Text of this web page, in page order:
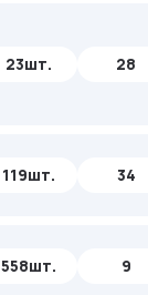
23шт. 28
119шт. 34
558шт. 9